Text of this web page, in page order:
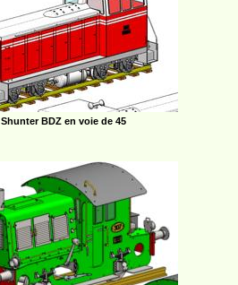
Shunter BDZ en voie de 45